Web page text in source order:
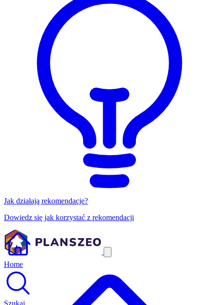
Jak działają rekomendacje?
Dowiedz się jak korzystać z rekomendacji
Home
Szukaj